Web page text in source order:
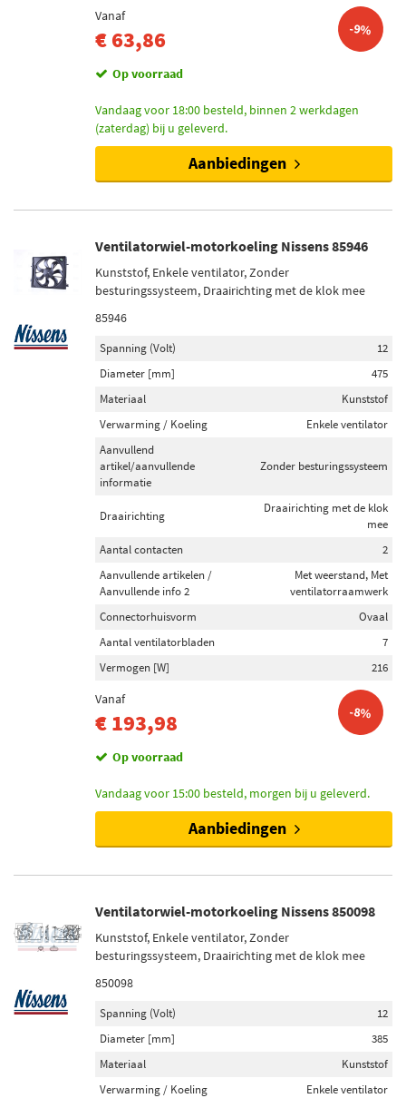
Vanaf
€ 63,86 -9%
Op voorraad
Vandaag voor 18:00 besteld, binnen 2 werkdagen
(zaterdag) bij u geleverd.
Aanbiedingen
Ventilatorwiel-motorkoeling Nissens 85946
Kunststof, Enkele ventilator, Zonder
besturingssysteem, Draairichting met de klok mee
85946
Spanning (Volt)
12
Diameter [mm]
475
Materiaal
Kunststof
Verwarming / Koeling
Enkele ventilator
Aanvullend
artikel/aanvullende
informatie
Zonder besturingssysteem
Draairichting
Draairichting met de klok
mee
Aantal contacten
2
Aanvullende artikelen /
Aanvullende info 2
Met weerstand, Met
ventilatorraamwerk
Connectorhuisvorm
Ovaal
Aantal ventilatorbladen
7
Vermogen [W]
216
Vanaf
€ 193,98 -8%
Op voorraad
Vandaag voor 15:00 besteld, morgen bij u geleverd.
Aanbiedingen
Ventilatorwiel-motorkoeling Nissens 850098
Kunststof, Enkele ventilator, Zonder
besturingssysteem, Draairichting met de klok mee
850098
Spanning (Volt)
12
Diameter [mm]
385
Materiaal
Kunststof
Verwarming / Koeling
Enkele ventilator